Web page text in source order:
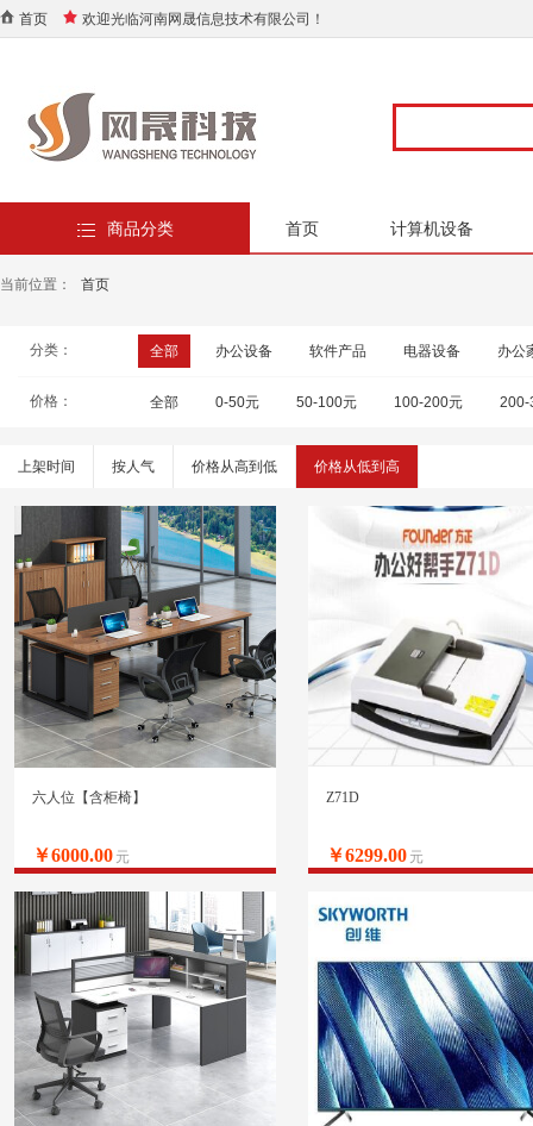
首页 欢迎光临河南网晟信息技术有限公司！
商品分类 首页 计算机设备
当前位置： 首页
分类： 全部 办公设备 软件产品 电器设备 办公
价格： 全部 0-50元 50-100元 100-200元 200-
上架时间 按人气 价格从高到低 价格从低到高
六人位【含柜椅】
￥6000.00 元
Z71D
￥6299.00 元